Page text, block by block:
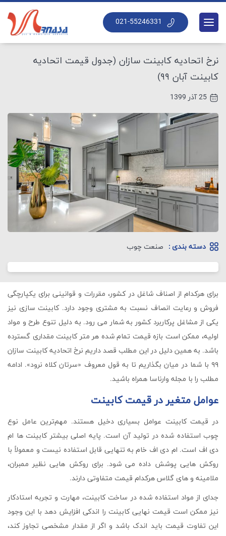
021-55246331
نرخ اتحادیه کابینت سازان (جدول قیمت اتحادیه
کابینت آبان ۹۹)
25 آذر 1399
دسته بندی : صنعت چوب
برای هرکدام از اصناف شاغل در کشور، مقررات و قوانینی برای یکپارچگی
فروش و رعایت انصاف نسبت به مشتری وجود دارد. کابینت سازی نیز
یکی از مشاغل پرکاربرد کشور به شمار می رود. به دلیل تنوع طرح و مواد
اولیه، ممکن است بازه قیمت تمام شده هر متر کابینت مقداری گسترده
باشد. به همین دلیل در این مطلب قصد داریم نرخ اتحادیه کابینت سازان
۹۹ با شما در میان بگذاریم تا به قول معروف «سرتان کلاه نرود». ادامه
مطلب را با مجله وارناسا همراه باشید.
عوامل متغیر در قیمت کابینت
در قیمت کابینت عوامل بسیاری دخیل هستند. مهم‌ترین عامل نوع
چوب استفاده شده در تولید آن است. پایه اصلی بیشتر کابینت ها ام
دی اف است. ام دی اف خام به تنهایی قابل استفاده نیست و معمولاً با
روکش هایی پوشش داده می شود. برای روکش هایی نظیر ممبران،
ملامینه و های گلاس هرکدام قیمت متفاوتی دارند.
جدای از مواد استفاده شده در ساخت کابینت، مهارت و تجربه استادکار
نیز ممکن است قیمت نهایی کابینت را اندکی افزایش دهد با این وجود
این تفاوت قیمت باید اندک باشد و اگر از مقدار مشخصی تجاوز کند،